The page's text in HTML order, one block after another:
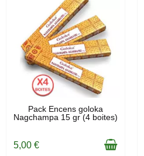
EN STOCK
Pack Encens goloka
Nagchampa 15 gr (4 boites)
5,00 €